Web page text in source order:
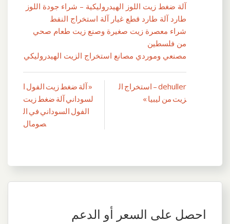
آلة ضغط زيت اللوز الهيدروليكية – شراء جودة اللوز
طارد آلة طارد قطع غيار آلة استخراج النفط
شراء معصرة زيت صغيرة وصنع زيت طعام صحي
من فلسطين
مصنعي وموردي مصانع استخراج الزيت الهيدروليكي
تصفّح
« آلة ضغط زيت الفول ا
لسوداني آلة ضغط زيت
الفول السوداني في ال
صومال
dehuller – استخراج ال
زيت من ليبيا »
احصل على السعر أو الدعم